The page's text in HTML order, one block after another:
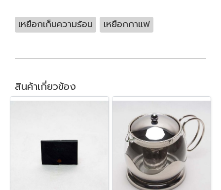
เหยือกเก็บความร้อน เหยือกกาแฟ
สินค้าเกี่ยวข้อง